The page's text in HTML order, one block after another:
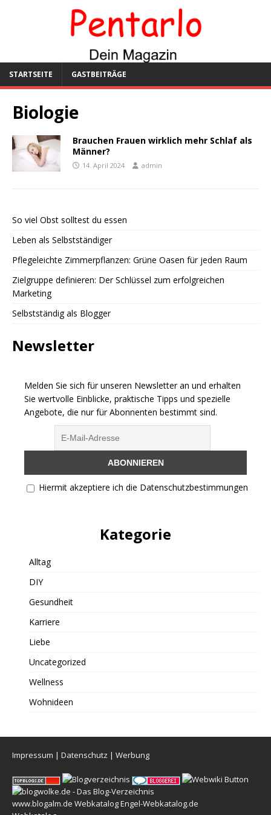
STARTSEITE GASTBEITRÄGE
Biologie
Brauchen Frauen wirklich mehr Schlaf als
Männer?
14. April 2024 admin
So viel Obst solltest du essen
Leben als Selbstständiger
Pflegeleichte Zimmerpflanzen: Grüne Oasen für jeden Raum
Zielgruppe definieren: Der Schlüssel zum erfolgreichen
Marketing
Selbstständig als Blogger
Newsletter
Melden Sie sich für unseren Newsletter an und erhalten
Sie wertvolle Einblicke, praktische Tipps und spezielle
Angebote, die nur für Abonnenten bestimmt sind.
Hiermit akzeptiere ich die Datenschutzbestimmungen
Kategorie
Alltag
DIY
Gesundheit
Karriere
Liebe
Uncategorized
Wellness
Wohnideen
Impressum | Datenschutz | Werbung
www.blogalm.de WebkatalogEngel-Webkatalog.de